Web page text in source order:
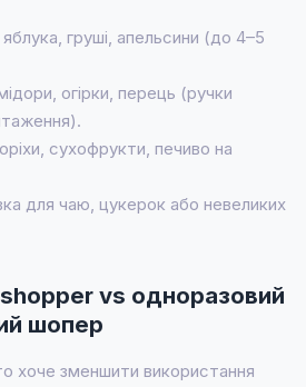
груші, апельсини (до 4–5
огірки, перець (ручки
сухофрукти, печиво на
для чаю, цукерок або невеликих
vs одноразовий
шопер
хоче зменшити використання